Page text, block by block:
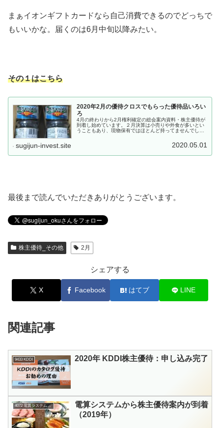
まぁイオンギフトカードなら自己消費できるのでどっちで
もいいかな。届くのは6月中旬以降みたい。
その１はこちら
2020年2月の優待クロスでもらった優待品いろい
ろ
4月の終わりから2月権利確定の総会案内資料・株主優待が
到着し始めています。２月決算は小売りや外食が多いとい
うこともあり、現物保有ではほとんど持ってませんでし
sugijun-invest.site 2020.05.01
最後まで読んでいただきありがとうございます。
株主優待_その他 2月
シェアする
X Facebook はてブ LINE
関連記事
9433 KDDI 2020年 KDDI株主優待：申し込み完了
4072 電算システムHD
電算システムから株主優待案内が到着
（2019年）